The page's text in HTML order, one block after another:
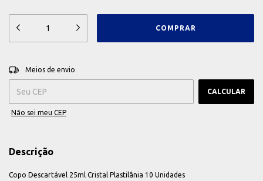
Entregas para o CEP:
Meios de envio
CALCULAR
Não sei meu CEP
Descrição
Copo Descartável 25ml Cristal Plastilânia 10 Unidades